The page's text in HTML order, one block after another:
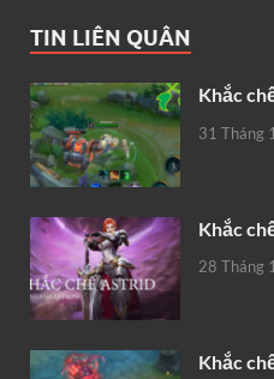
TIN LIÊN QUÂN
Khắc
31 Tháng
Khắc
28 Tháng
Khắc